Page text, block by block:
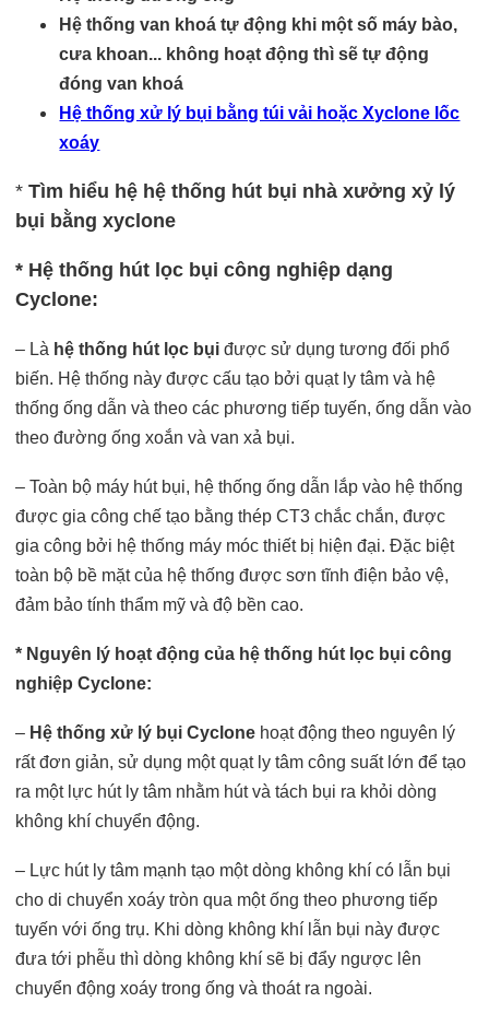
Hệ thống van khoá tự động khi một số máy bào,
cưa khoan... không hoạt động thì sẽ tự động
đóng van khoá
Hệ thống xử lý bụi bằng túi vải hoặc Xyclone lốc
xoáy
*Tìm hiểu hệ hệ thống hút bụi nhà xưởng xỷ lý
bụi bằng xyclone
* Hệ thống hút lọc bụi công nghiệp dạng
Cyclone:
– Là hệ thống hút lọc bụi được sử dụng tương đối phổ
biến. Hệ thống này được cấu tạo bởi quạt ly tâm và hệ
thống ống dẫn và theo các phương tiếp tuyến, ống dẫn vào
theo đường ống xoắn và van xả bụi.
– Toàn bộ máy hút bụi, hệ thống ống dẫn lắp vào hệ thống
được gia công chế tạo bằng thép CT3 chắc chắn, được
gia công bởi hệ thống máy móc thiết bị hiện đại. Đặc biệt
toàn bộ bề mặt của hệ thống được sơn tĩnh điện bảo vệ,
đảm bảo tính thẩm mỹ và độ bền cao.
* Nguyên lý hoạt động của hệ thống hút lọc bụi công
nghiệp Cyclone:
– Hệ thống xử lý bụi Cyclone hoạt động theo nguyên lý
rất đơn giản, sử dụng một quạt ly tâm công suất lớn để tạo
ra một lực hút ly tâm nhằm hút và tách bụi ra khỏi dòng
không khí chuyển động.
– Lực hút ly tâm mạnh tạo một dòng không khí có lẫn bụi
cho di chuyển xoáy tròn qua một ống theo phương tiếp
tuyến với ống trụ. Khi dòng không khí lẫn bụi này được
đưa tới phễu thì dòng không khí sẽ bị đẩy ngược lên
chuyển động xoáy trong ống và thoát ra ngoài.